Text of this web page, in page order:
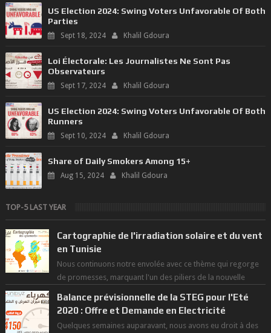
US Election 2024: Swing Voters Unfavorable Of Both
Parties
Sept 18, 2024 Khalil Gdoura
Loi Électorale: Les Journalistes Ne Sont Pas
Observateurs
Sept 17, 2024 Khalil Gdoura
US Election 2024: Swing Voters Unfavorable Of Both
Runners
Sept 10, 2024 Khalil Gdoura
Share of Daily Smokers Among 15+
Aug 15, 2024 Khalil Gdoura
TOP-5 LAST YEAR
Cartographie de l'irradiation solaire et du vent
en Tunisie
Nous continuons notre envolée avec ce thème qui regorge
de promesses, marquant l'un des piliers de la nouvelle
Balance prévisionnelle de la STEG pour l'Eté
2020 : Offre et Demande en Electricité
Quelques semaines auparavant, nous avons eu droit à des